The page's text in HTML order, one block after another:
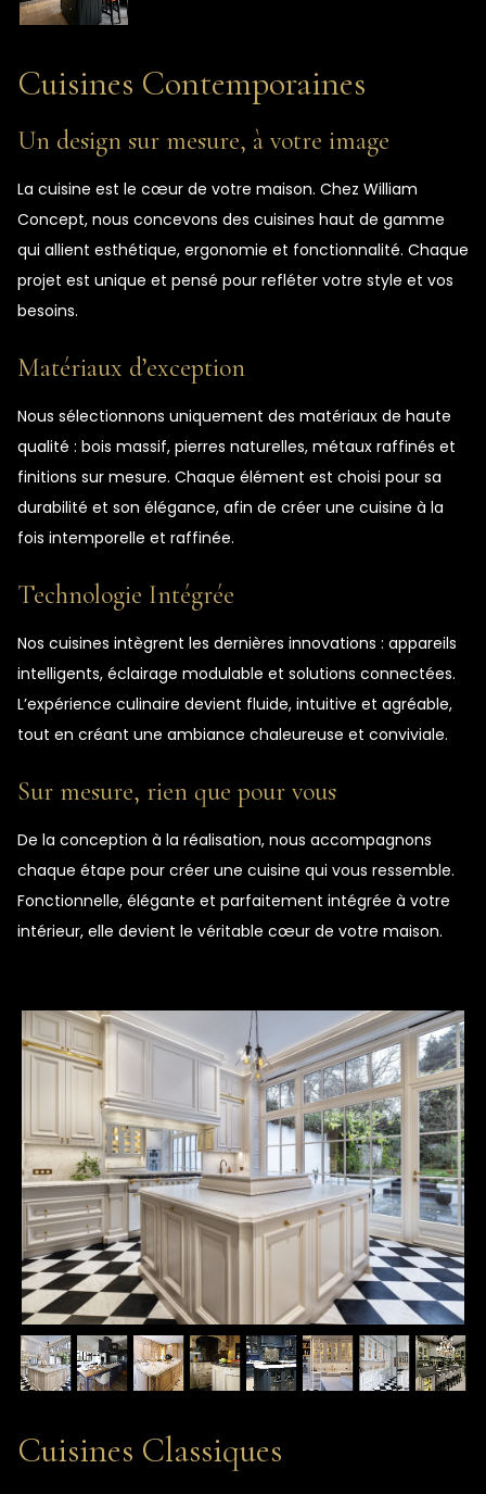
Cuisines Contemporaines
Un design sur mesure, à votre image
La cuisine est le cœur de votre maison. Chez William
Concept, nous concevons des cuisines haut de gamme
qui allient esthétique, ergonomie et fonctionnalité. Chaque
projet est unique et pensé pour refléter votre style et vos
besoins.
Matériaux d’exception
Nous sélectionnons uniquement des matériaux de haute
qualité : bois massif, pierres naturelles, métaux raffinés et
finitions sur mesure. Chaque élément est choisi pour sa
durabilité et son élégance, afin de créer une cuisine à la
fois intemporelle et raffinée.
Technologie Intégrée
Nos cuisines intègrent les dernières innovations : appareils
intelligents, éclairage modulable et solutions connectées.
L’expérience culinaire devient fluide, intuitive et agréable,
tout en créant une ambiance chaleureuse et conviviale.
Sur mesure, rien que pour vous
De la conception à la réalisation, nous accompagnons
chaque étape pour créer une cuisine qui vous ressemble.
Fonctionnelle, élégante et parfaitement intégrée à votre
intérieur, elle devient le véritable cœur de votre maison.
Cuisines Classiques